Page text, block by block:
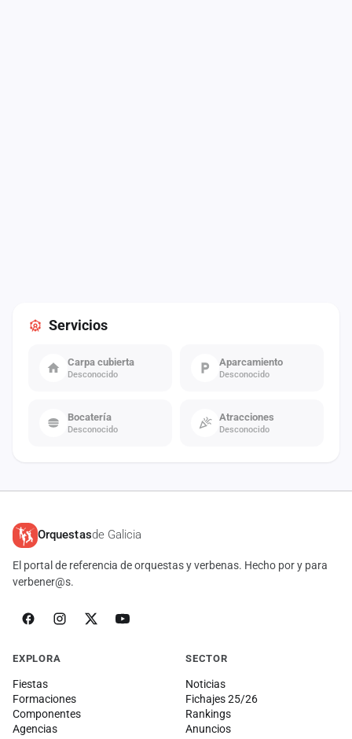
Servicios
Carpa cubierta
Desconocido
Aparcamiento
Desconocido
Bocatería
Desconocido
Atracciones
Desconocido
Orquestasde Galicia
El portal de referencia de orquestas y verbenas. Hecho por y para
verbener@s.
EXPLORA
Fiestas
Formaciones
Componentes
Agencias
SECTOR
Noticias
Fichajes 25/26
Rankings
Anuncios